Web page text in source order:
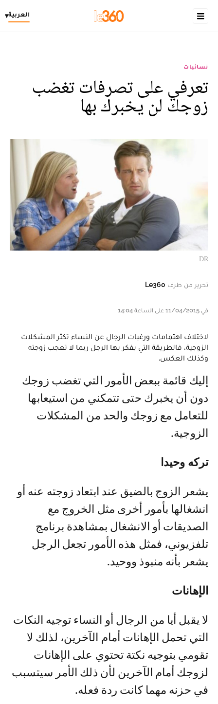
العربية▾
نسائيات
تعرفي على تصرفات تغضب
زوجك لن يخبرك بها
DR
تحرير من طرف Le360
في 11/04/2015 على الساعة 14:04
لاختلاف اهتمامات ورغبات الرجال عن النساء تكثر المشكلات
الزوجية، فالطريقة التي يفكر بها الرجل ربما لا تعجب زوجته
وكذلك العكس.
دون أن يخبرك حتى تتمكني من استيعابها
للتعامل مع زوجك والحد من المشكلات
الزوجية.
تركه وحيدا
يشعر الزوج بالضيق عند ابتعاد زوجته عنه أو
انشغالها بأمور أخرى مثل الخروج مع
الصديقات أو الانشغال بمشاهدة برنامج
تلفزيوني، فمثل هذه الأمور تجعل الرجل
يشعر بأنه منبوذ ووحيد.
الإهانات
لا يقبل أيا من الرجال أو النساء توجيه النكات
التي تحمل الإهانات أمام الآخرين، لذلك لا
تقومي بتوجيه نكتة تحتوي على الإهانات
لزوجك أمام الآخرين لأن ذلك الأمر سيتسبب
في حزنه مهما كانت ردة فعله.